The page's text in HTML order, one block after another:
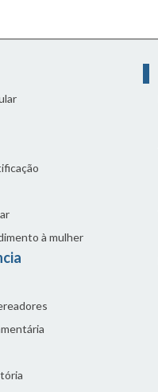
à mulher